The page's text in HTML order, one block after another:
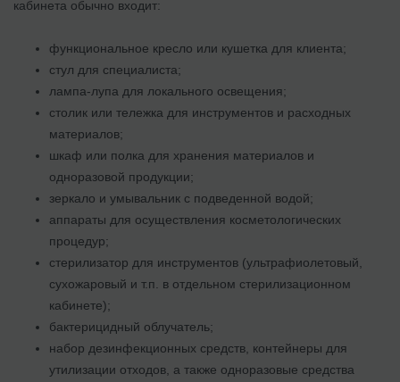
кабинета обычно входит:
функциональное кресло или кушетка для клиента;
стул для специалиста;
лампа-лупа для локального освещения;
столик или тележка для инструментов и расходных
материалов;
шкаф или полка для хранения материалов и
одноразовой продукции;
зеркало и умывальник с подведенной водой;
аппараты для осуществления косметологических
процедур;
стерилизатор для инструментов (ультрафиолетовый,
сухожаровый и т.п. в отдельном стерилизационном
кабинете);
бактерицидный облучатель;
набор дезинфекционных средств, контейнеры для
утилизации отходов, а также одноразовые средства